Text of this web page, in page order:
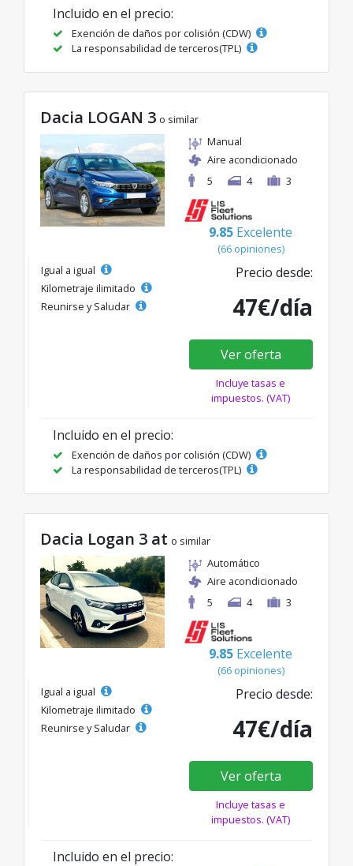
Incluido en el precio:
Exención de daños por colisión (CDW)
La responsabilidad de terceros(TPL)
Dacia LOGAN 3 o similar
Manual
Aire acondicionado
5
4 3
9.85 Excelente
(66 opiniones)
Igual a igual
Kilometraje ilimitado
Reunirse y Saludar
Precio desde:
47€/día
Ver oferta
Incluye tasas e
impuestos. (VAT)
Incluido en el precio:
Exención de daños por colisión (CDW)
La responsabilidad de terceros(TPL)
Dacia Logan 3 at o similar
Automático
Aire acondicionado
5
4 3
9.85 Excelente
(66 opiniones)
Igual a igual
Kilometraje ilimitado
Reunirse y Saludar
Precio desde:
47€/día
Ver oferta
Incluye tasas e
impuestos. (VAT)
Incluido en el precio: